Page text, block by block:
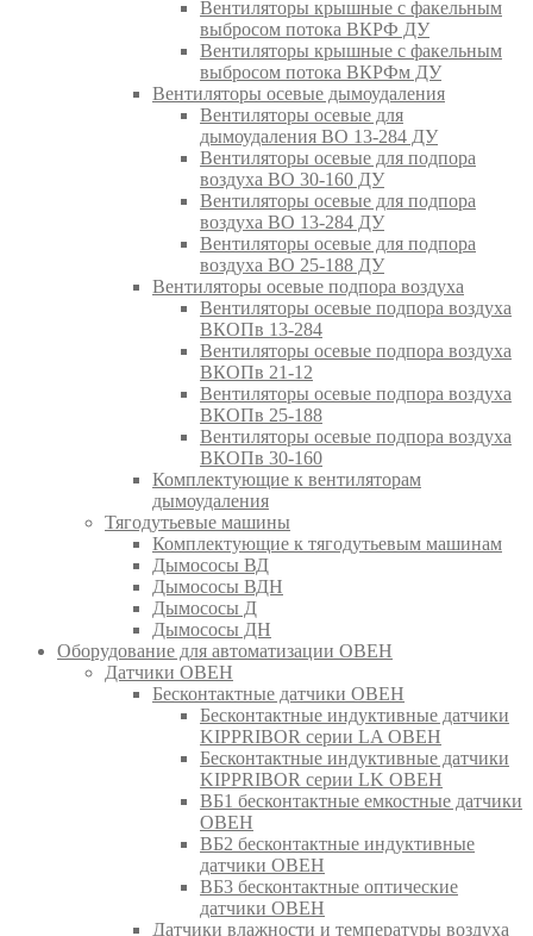
Вентиляторы крышные с факельным
выбросом потока ВКРФ ДУ
Вентиляторы крышные с факельным
выбросом потока ВКРФм ДУ
Вентиляторы осевые дымоудаления
Вентиляторы осевые для
дымоудаления ВО 13-284 ДУ
Вентиляторы осевые для подпора
воздуха ВО 30-160 ДУ
Вентиляторы осевые для подпора
воздуха ВО 13-284 ДУ
Вентиляторы осевые для подпора
воздуха ВО 25-188 ДУ
Вентиляторы осевые подпора воздуха
Вентиляторы осевые подпора воздуха
ВКОПв 13-284
Вентиляторы осевые подпора воздуха
ВКОПв 21-12
Вентиляторы осевые подпора воздуха
ВКОПв 25-188
Вентиляторы осевые подпора воздуха
ВКОПв 30-160
Комплектующие к вентиляторам
дымоудаления
Тягодутьевые машины
Комплектующие к тягодутьевым машинам
Дымососы ВД
Дымососы ВДН
Дымососы Д
Дымососы ДН
Оборудование для автоматизации ОВЕН
Датчики ОВЕН
Бесконтактные датчики ОВЕН
Бесконтактные индуктивные датчики
KIPPRIBOR серии LA ОВЕН
Бесконтактные индуктивные датчики
KIPPRIBOR серии LK ОВЕН
ВБ1 бесконтактные емкостные датчики
ОВЕН
ВБ2 бесконтактные индуктивные
датчики ОВЕН
ВБ3 бесконтактные оптические
датчики ОВЕН
Датчики влажности и температуры воздуха